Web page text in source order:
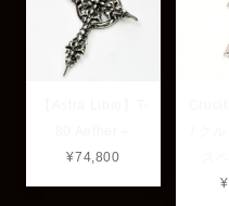
¥74,800